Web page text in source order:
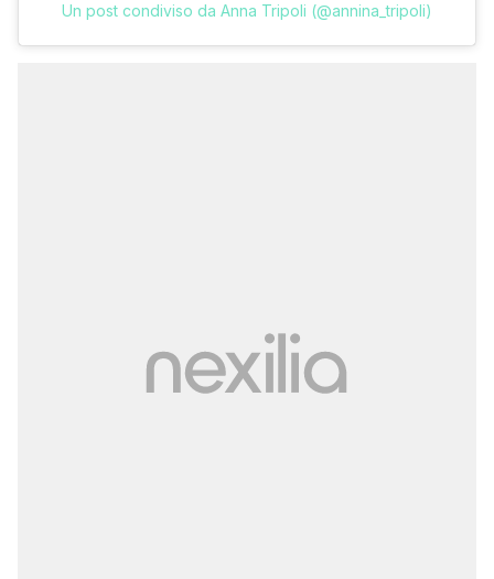
Un post condiviso da Anna Tripoli (@annina_tripoli)